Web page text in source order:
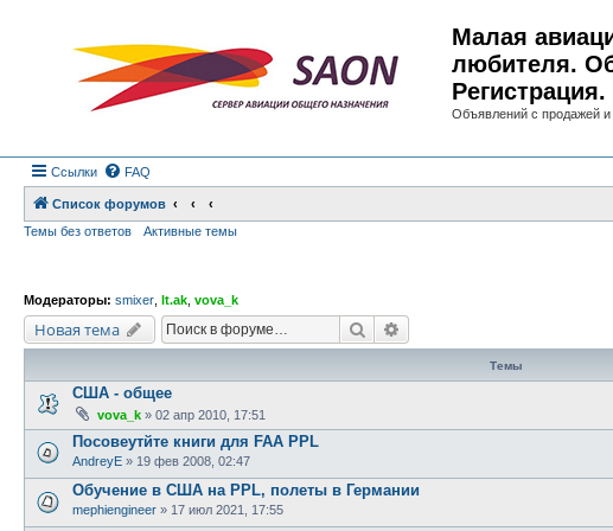
Малая
любителя.
Регистрация.
Объявлений с продажей
Ссылки FAQ
Список форумов
Темы без ответов
Активные темы
Модераторы: smixer lt.ak vova_k
Новая тема Поиск
Темы
США - общее
vova_k » 02 апр 2010, 17:51
Посовеутйте книги для FAA PPL
AndreyE » 19 фев 2008, 02:47
Обучение в США на PPL, полеты в Германии
mephiengineer » 17 июл 2021, 17:55